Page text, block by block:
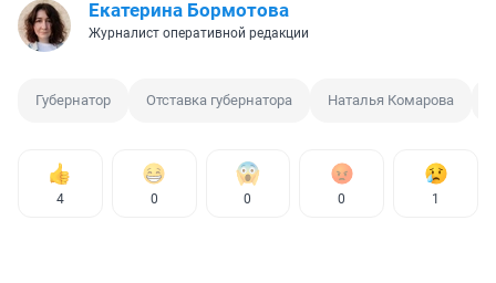
Екатерина Бормотова
Журналист оперативной редакции
Губернатор Отставка губернатора Наталья Комарова
4 0 0 0 1